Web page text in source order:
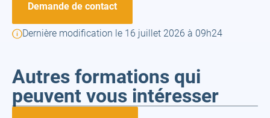
Demande de contact
Dernière modification le 16 juillet 2026 à 09h24
Autres formations qui
peuvent vous intéresser